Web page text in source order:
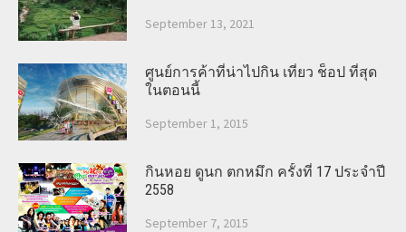
September 13, 2021
ศูนย์การค้าที่น่าไปกิน เที่ยว ช็อป ที่สุด
ในตอนนี้
September 1, 2015
กินหอย ดูนก ตกหมึก ครั้งที่ 17 ประจำปี
2558
September 7, 2015